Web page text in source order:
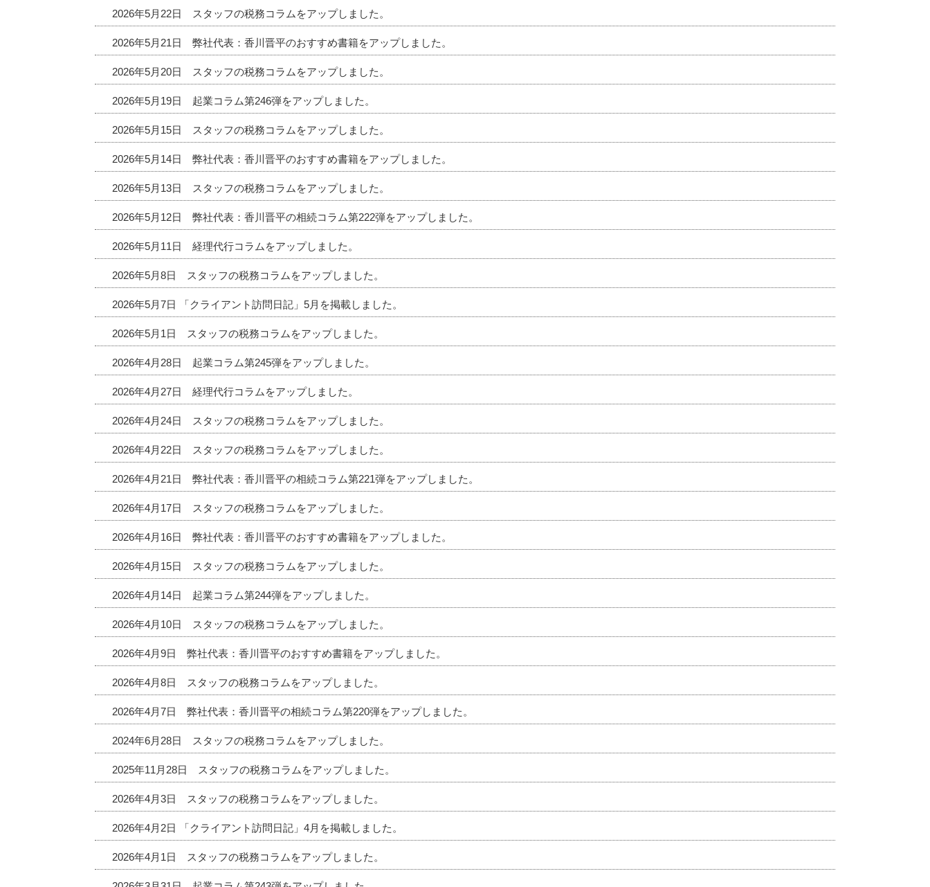
2026年5月22日 スタッフの税務コラムをアップしました。
2026年5月21日 弊社代表：香川晋平のおすすめ書籍をアップしました。
2026年5月20日 スタッフの税務コラムをアップしました。
2026年5月19日 起業コラム第246弾をアップしました。
2026年5月15日 スタッフの税務コラムをアップしました。
2026年5月14日 弊社代表：香川晋平のおすすめ書籍をアップしました。
2026年5月13日 スタッフの税務コラムをアップしました。
2026年5月12日 弊社代表：香川晋平の相続コラム第222弾をアップしました。
2026年5月11日 経理代行コラムをアップしました。
2026年5月8日 スタッフの税務コラムをアップしました。
2026年5月7日 「クライアント訪問日記」5月を掲載しました。
2026年5月1日 スタッフの税務コラムをアップしました。
2026年4月28日 起業コラム第245弾をアップしました。
2026年4月27日 経理代行コラムをアップしました。
2026年4月24日 スタッフの税務コラムをアップしました。
2026年4月22日 スタッフの税務コラムをアップしました。
2026年4月21日 弊社代表：香川晋平の相続コラム第221弾をアップしました。
2026年4月17日 スタッフの税務コラムをアップしました。
2026年4月16日 弊社代表：香川晋平のおすすめ書籍をアップしました。
2026年4月15日 スタッフの税務コラムをアップしました。
2026年4月14日 起業コラム第244弾をアップしました。
2026年4月10日 スタッフの税務コラムをアップしました。
2026年4月9日 弊社代表：香川晋平のおすすめ書籍をアップしました。
2026年4月8日 スタッフの税務コラムをアップしました。
2026年4月7日 弊社代表：香川晋平の相続コラム第220弾をアップしました。
2024年6月28日 スタッフの税務コラムをアップしました。
2025年11月28日 スタッフの税務コラムをアップしました。
2026年4月3日 スタッフの税務コラムをアップしました。
2026年4月2日 「クライアント訪問日記」4月を掲載しました。
2026年4月1日 スタッフの税務コラムをアップしました。